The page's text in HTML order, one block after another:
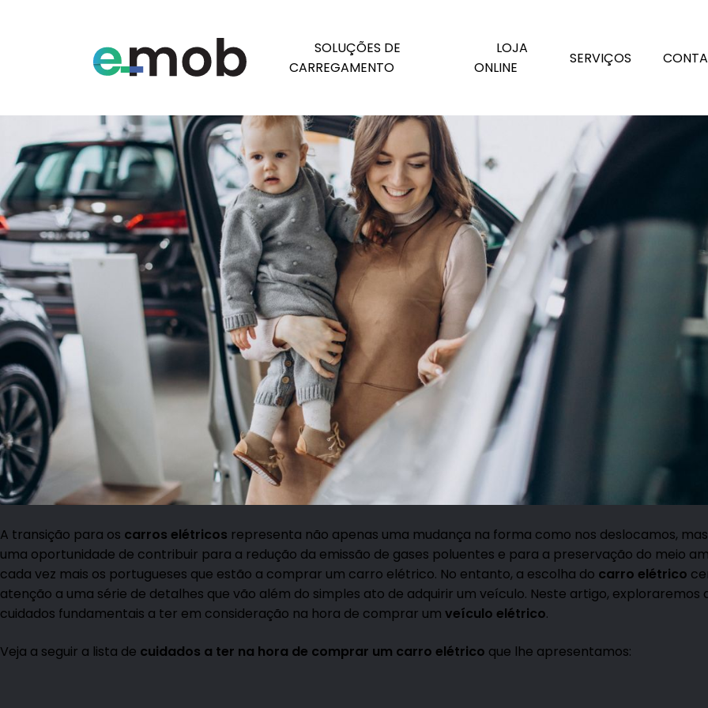
SOLUÇÕES DE
CARREGAMENTO
LOJA
ONLINE
SERVIÇOS
Etiqueta:carros elétricos
A transição para os carros elétricos representa não apenas uma mudança na forma como nos deslocamos,
uma oportunidade de contribuir para a redução da emissão de gases poluentes e para a preservação do meio
cada vez mais os portugueses que estão a comprar um carro elétrico. No entanto, a escolha do carro elétrico
atenção a uma série de detalhes que vão além do simples ato de adquirir um veículo. Neste artigo, exploraremos
cuidados fundamentais a ter em consideração na hora de comprar um veículo elétrico.
Veja a seguir a lista de cuidados a ter na hora de comprar um carro elétrico que lhe apresentamos: